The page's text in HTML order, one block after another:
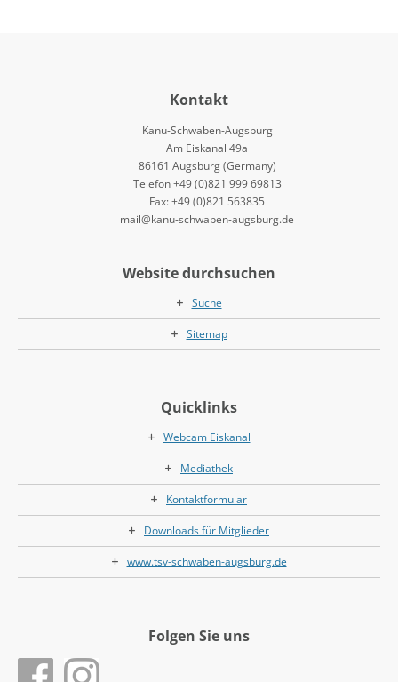
Kontakt
Kanu-Schwaben-Augsburg
Am Eiskanal 49a
86161 Augsburg (Germany)
Telefon +49 (0)821 999 69813
Fax: +49 (0)821 563835
mail@kanu-schwaben-augsburg.de
Website durchsuchen
Suche
Sitemap
Quicklinks
Webcam Eiskanal
Mediathek
Kontaktformular
Downloads für Mitglieder
www.tsv-schwaben-augsburg.de
Folgen Sie uns